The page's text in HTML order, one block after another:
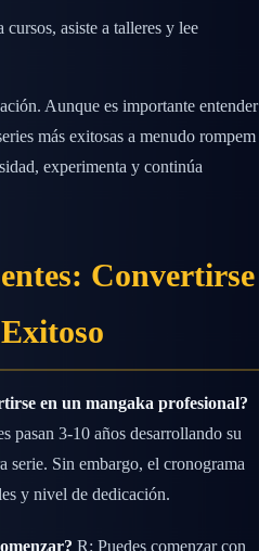
cursos, asiste a talleres y lee
Aunque es importante entender
más exitosas a menudo rompem
experimenta y continúa
Convertirse
en un mangaka profesional?
pasan 3-10 años desarrollando su
serie. Sin embargo, el cronograma
y nivel de dedicación.
R: Puedes comenzar con